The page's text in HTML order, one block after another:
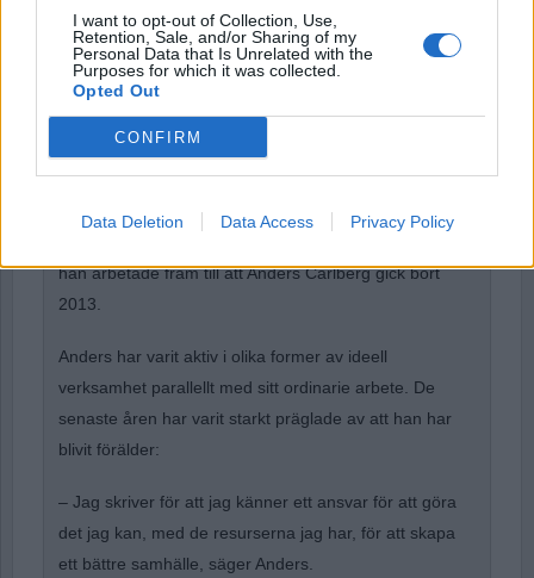
I want to opt-out of Collection, Use,
Retention, Sale, and/or Sharing of my
Personal Data that Is Unrelated with the
Purposes for which it was collected.
Opted Out
CONFIRM
Data Deletion Data Access Privacy Policy
Forgot Password
Stöd Para§rafs bevakning av högerextremismen
Anders Cardellväxte upp i det lilla brukssamhället
Hallstahammar och i stockholmsförorten Östberga.
han arbetade fram till att Anders Carlberg gick bort
2013.
Anders har varit aktiv i olika former av ideell
verksamhet parallellt med sitt ordinarie arbete. De
senaste åren har varit starkt präglade av att han har
blivit förälder:
– Jag skriver för att jag känner ett ansvar för att göra
det jag kan, med de resurserna jag har, för att skapa
ett bättre samhälle, säger Anders.